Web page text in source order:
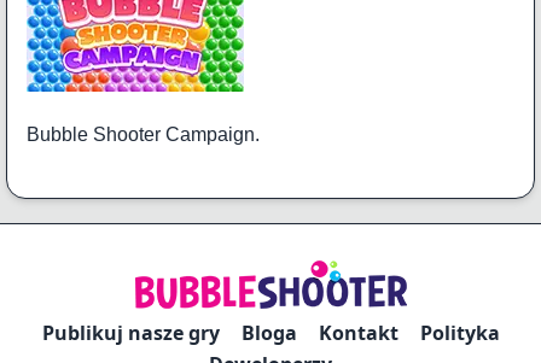
Bubble Shooter Campaign.
Publikuj nasze gry Bloga Kontakt
Polityka